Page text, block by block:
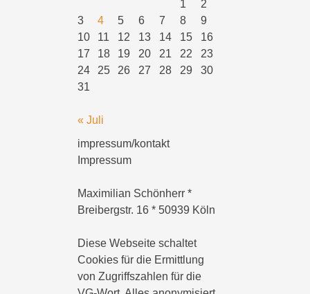
1
2
3
4 5 6 7 8
9
10
11 12 13 14 15
16
17
18 19 20 21 22
23
24
25 26 27 28 29
30
31
« Juli
impressum/kontakt
Impressum
Maximilian Schönherr *
Breibergstr. 16 * 50939 Köln
Diese Webseite schaltet
Cookies für die Ermittlung
von Zugriffszahlen für die